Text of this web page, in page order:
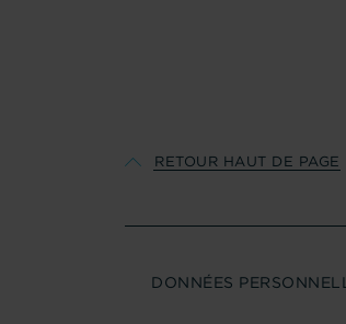
RETOUR HAUT DE PAGE
DONNÉES